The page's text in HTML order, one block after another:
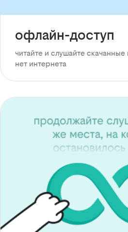
офлайн-доступ
читайте и слушайте
нет интернета